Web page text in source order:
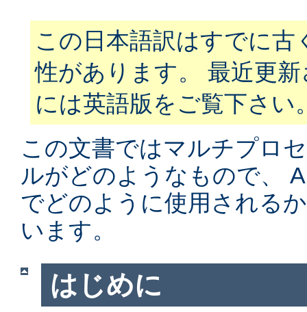
この日本語訳はすでに古
性があります。 最近更
には英語版をご覧下さい
この文書ではマルチプロ
ルがどのようなもので、
でどのように使用される
います。
はじめに